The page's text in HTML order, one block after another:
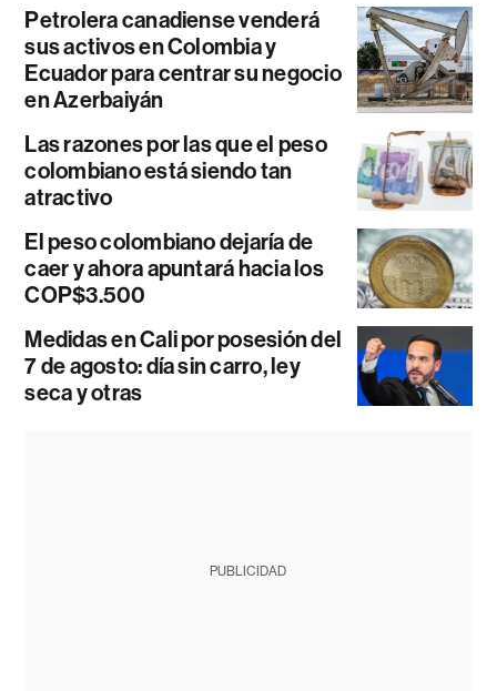
Petrolera canadiense venderá
sus activos en Colombia y
Ecuador para centrar su negocio
en Azerbaiyán
Las razones por las que el peso
colombiano está siendo tan
atractivo
El peso colombiano dejaría de
caer y ahora apuntará hacia los
COP$3.500
Medidas en Cali por posesión del
7 de agosto: día sin carro, ley
seca y otras
PUBLICIDAD